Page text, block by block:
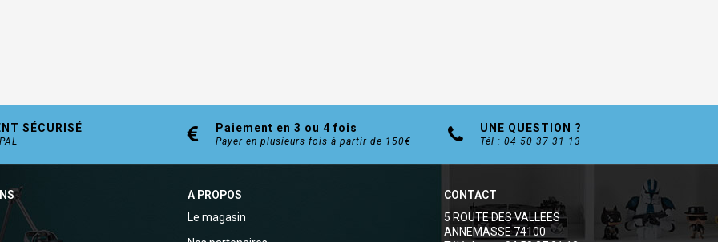
SÉCURISÉ Paiement en 3 ou 4 fois
Payer en plusieurs fois à partir de 150€
UNE QUESTION ?
Tél : 04 50 37 31 13
A PROPOS
Le magasin
CONTACT
5 ROUTE DES VALLEES
ANNEMASSE 74100